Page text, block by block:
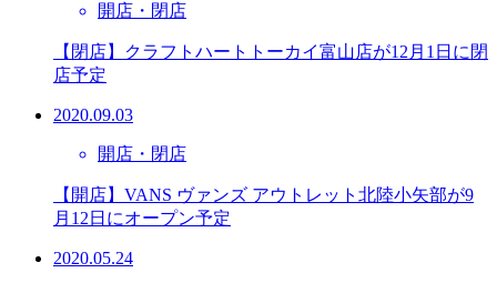
開店・閉店
【閉店】クラフトハートトーカイ富山店が12月1日に閉
店予定
2020.09.03
開店・閉店
【開店】VANS ヴァンズ アウトレット北陸小矢部が9
月12日にオープン予定
2020.05.24